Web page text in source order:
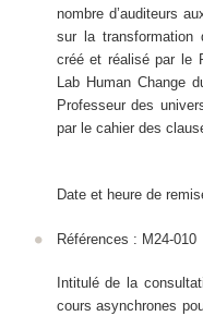
nombre d’auditeurs
sur la
créé et réalisé par le
Lab Human Change
Professeur des
par le cahier des
Date et heure de
Références : M24-010
Intitulé de la
cours asynchrones